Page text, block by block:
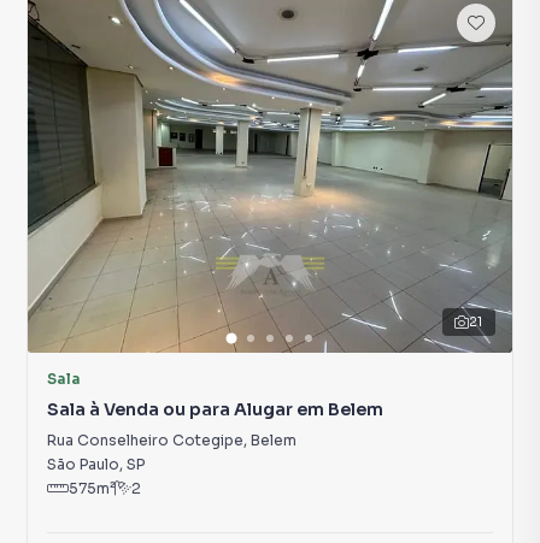
21
Sala
Sala à Venda ou para Alugar em Belem
Rua Conselheiro Cotegipe, Belem
São Paulo, SP
575m² 2